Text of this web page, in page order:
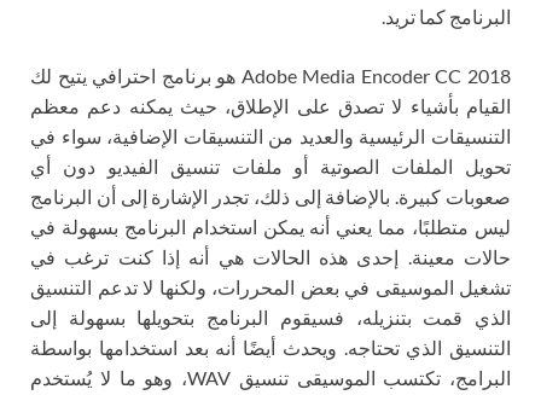
البرنامج كما تريد.
Adobe Media Encoder CC 2018 هو برنامج احترافي يتيح لك
القيام بأشياء لا تصدق على الإطلاق، حيث يمكنه دعم معظم
التنسيقات الرئيسية والعديد من التنسيقات الإضافية، سواء في
تحويل الملفات الصوتية أو ملفات تنسيق الفيديو دون أي
صعوبات كبيرة. بالإضافة إلى ذلك، تجدر الإشارة إلى أن البرنامج
ليس متطلبًا، مما يعني أنه يمكن استخدام البرنامج بسهولة في
حالات معينة. إحدى هذه الحالات هي أنه إذا كنت ترغب في
تشغيل الموسيقى في بعض المحررات، ولكنها لا تدعم التنسيق
الذي قمت بتنزيله، فسيقوم البرنامج بتحويلها بسهولة إلى
التنسيق الذي تحتاجه. ويحدث أيضًا أنه بعد استخدامها بواسطة
البرامج، تكتسب الموسيقى تنسيق WAV، وهو ما لا يُستخدم